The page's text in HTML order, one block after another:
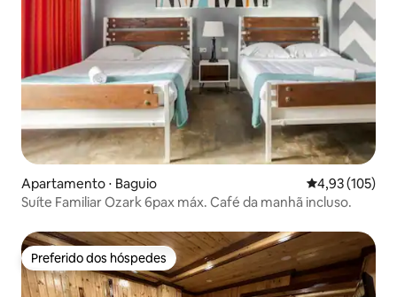
Apartamento ⋅ Baguio 4,93 de uma
4,93 (105)
Suíte Familiar Ozark 6pax máx. Café da manhã incluso.
Preferido dos hóspedes
Preferido dos hóspedes